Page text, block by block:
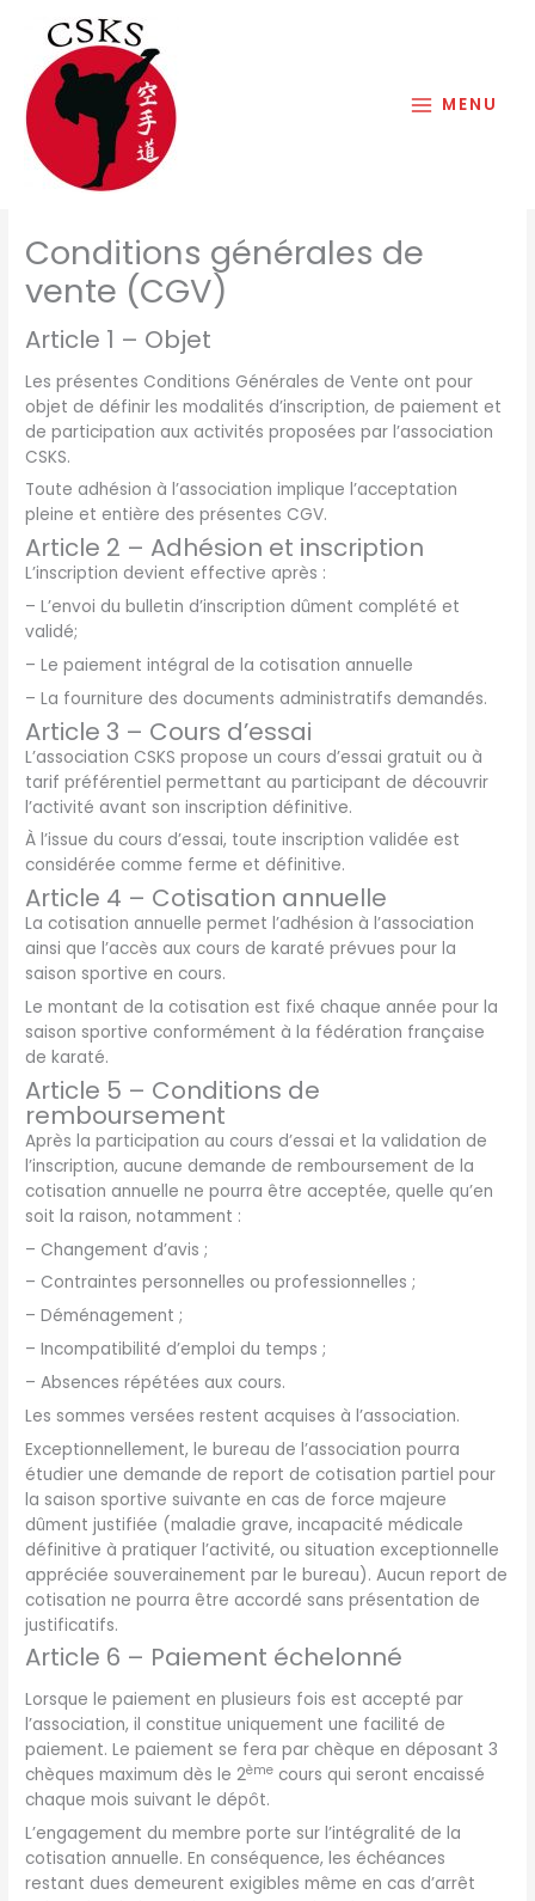
contenu
MENU
Conditions générales de
vente (CGV)
Article 1 – Objet
Les présentes Conditions Générales de Vente ont pour
objet de définir les modalités d’inscription, de paiement et
de participation aux activités proposées par l’association
CSKS.
Toute adhésion à l’association implique l’acceptation
pleine et entière des présentes CGV.
Article 2 – Adhésion et inscription
L’inscription devient effective après :
– L’envoi du bulletin d’inscription dûment complété et
validé;
– Le paiement intégral de la cotisation annuelle
– La fourniture des documents administratifs demandés.
Article 3 – Cours d’essai
L’association CSKS propose un cours d’essai gratuit ou à
tarif préférentiel permettant au participant de découvrir
l’activité avant son inscription définitive.
À l’issue du cours d’essai, toute inscription validée est
considérée comme ferme et définitive.
Article 4 – Cotisation annuelle
La cotisation annuelle permet l’adhésion à l’association
ainsi que l’accès aux cours de karaté prévues pour la
saison sportive en cours.
Le montant de la cotisation est fixé chaque année pour la
saison sportive conformément à la fédération française
de karaté.
Article 5 – Conditions de
remboursement
Après la participation au cours d’essai et la validation de
l’inscription, aucune demande de remboursement de la
cotisation annuelle ne pourra être acceptée, quelle qu’en
soit la raison, notamment :
– Changement d’avis ;
– Contraintes personnelles ou professionnelles ;
– Déménagement ;
– Incompatibilité d’emploi du temps ;
– Absences répétées aux cours.
Les sommes versées restent acquises à l’association.
Exceptionnellement, le bureau de l’association pourra
étudier une demande de report de cotisation partiel pour
la saison sportive suivante en cas de force majeure
dûment justifiée (maladie grave, incapacité médicale
définitive à pratiquer l’activité, ou situation exceptionnelle
appréciée souverainement par le bureau). Aucun report de
cotisation ne pourra être accordé sans présentation de
justificatifs.
Article 6 – Paiement échelonné
Lorsque le paiement en plusieurs fois est accepté par
l’association, il constitue uniquement une facilité de
paiement. Le paiement se fera par chèque en déposant 3
chèques maximum dès le 2ème cours qui seront encaissé
chaque mois suivant le dépôt.
L’engagement du membre porte sur l’intégralité de la
cotisation annuelle. En conséquence, les échéances
restant dues demeurent exigibles même en cas d’arrêt